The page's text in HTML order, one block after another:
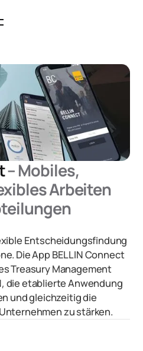
–Mobiles,
Arbeiten
Entscheidungsfindung
Die App BELLIN Connect
Treasury Management
die etablierte Anwendung
und gleichzeitig die
zu stärken.